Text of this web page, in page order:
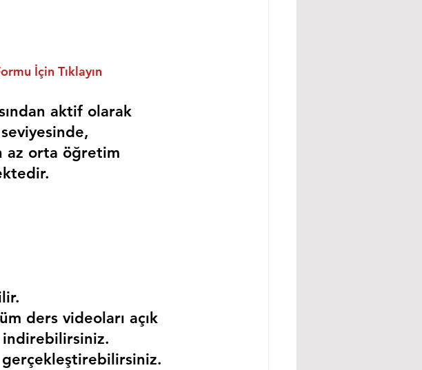
İçin Tıklayın
aktif olarak
az orta öğretim
ders videoları açık
gerçekleştirebilirsiniz.